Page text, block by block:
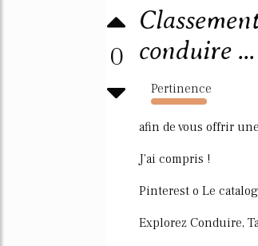
0 conduire ...
Pertinence
842%
afin de vous offrir
J'ai compris !
Pinterest o Le
Explorez Conduire,